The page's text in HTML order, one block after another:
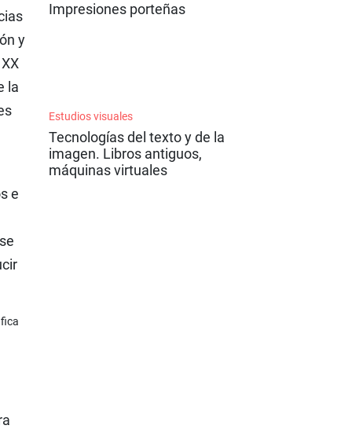
y
la
e
Impresiones porteñas
Estudios visuales
Tecnologías del texto y de la
imagen. Libros antiguos,
máquinas virtuales